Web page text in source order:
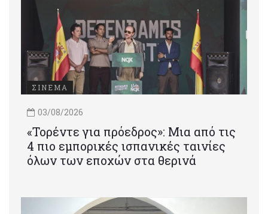
ΣΙΝΕΜΑ
03/08/2026
«Τορέντε για πρόεδρος»: Mια από τις
4 πιο εμπορικές ισπανικές ταινίες
όλων των εποχών στα θερινά